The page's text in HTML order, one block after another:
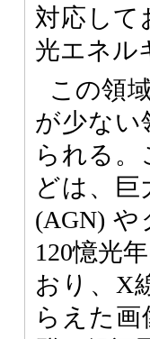
対応して
光エネル
この領
が少ない
られる
どは、
(AGN)
120憶光
おり、X
らえた